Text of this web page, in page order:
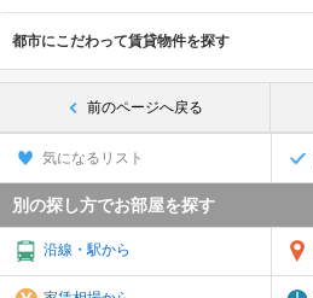
都市にこだわって賃貸物件を探す
前のページへ戻る
気になるリスト
別の探し方でお部屋を探す
沿線・駅から